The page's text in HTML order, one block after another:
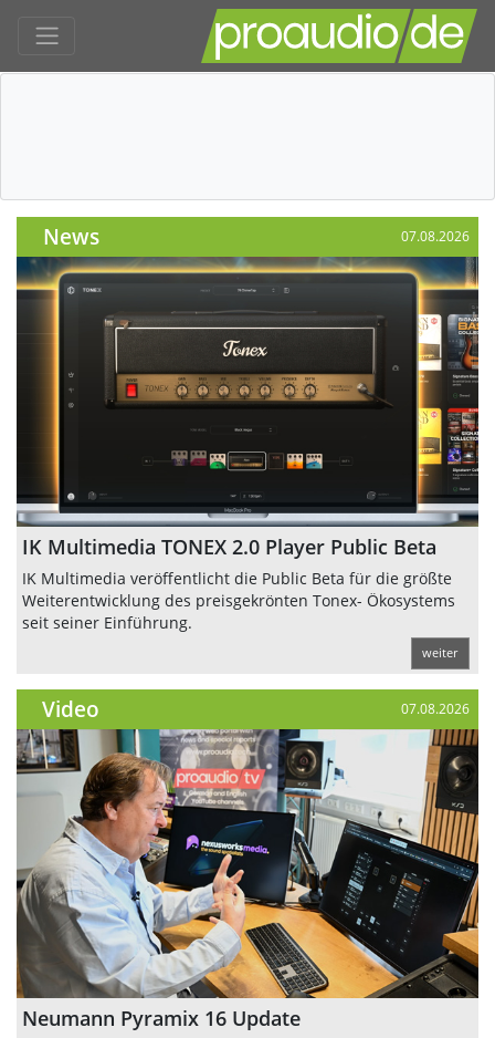
News 07.08.2026
IK Multimedia TONEX 2.0 Player Public Beta
IK Multimedia veröffentlicht die Public Beta für die größte
Weiterentwicklung des preisgekrönten Tonex- Ökosystems
seit seiner Einführung.
weiter
Video 07.08.2026
Neumann Pyramix 16 Update